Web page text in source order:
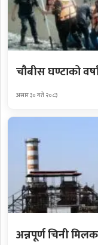
चौबीस घण्टाको
असार ३० गते २०८३
अन्नपूर्ण चिनी